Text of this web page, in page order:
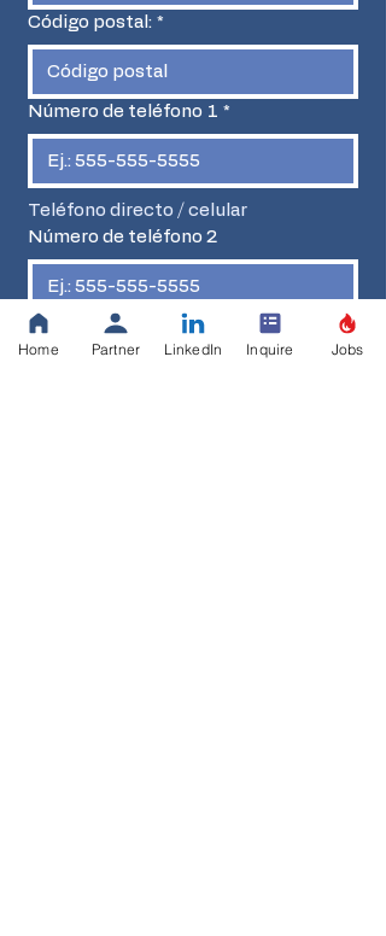
Código postal: *
Número de teléfono 1 *
Teléfono directo / celular
Número de teléfono 2
Número de teléfono alternativo
Home Partner LinkedIn Inquire Jobs